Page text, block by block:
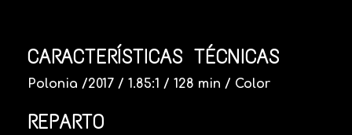
CARACTERÍSTICAS TÉCNICAS
Polonia /2017 / 1.85:1 / 128 min / Color
REPARTO